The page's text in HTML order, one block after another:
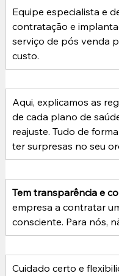
Equipe especialista e
contratação e
serviço de pós venda
custo.
Aqui, explicamos as
de cada plano de
reajuste. Tudo de
ter surpresas no seu
Tem transparência e
empresa a contratar
consciente. Para nós,
Cuidado certo e